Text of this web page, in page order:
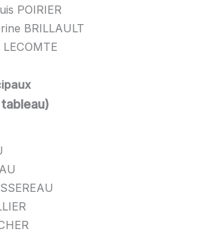
POIRIER
BRILLAULT